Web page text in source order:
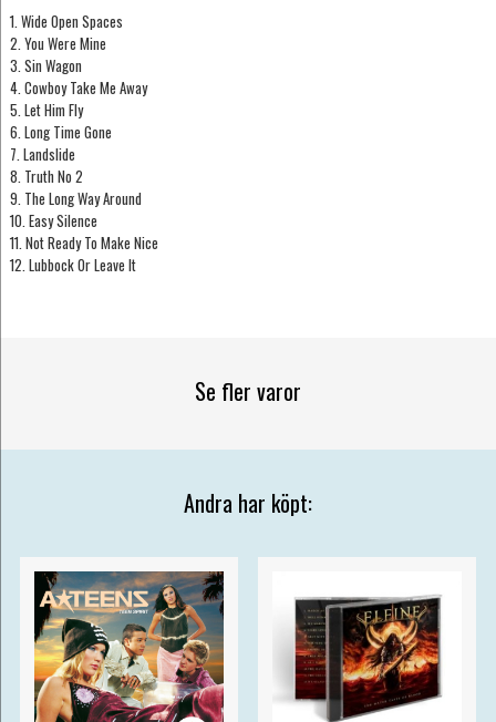
1. Wide Open Spaces
2. You Were Mine
3. Sin Wagon
4. Cowboy Take Me Away
5. Let Him Fly
6. Long Time Gone
7. Landslide
8. Truth No 2
9. The Long Way Around
10. Easy Silence
11. Not Ready To Make Nice
12. Lubbock Or Leave It
Se fler varor
Andra har köpt: